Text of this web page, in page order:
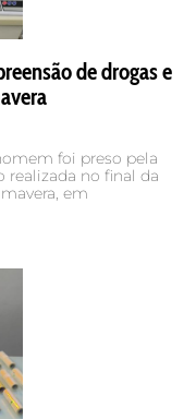
de drogas e
foi preso pela
realizada no final da
em